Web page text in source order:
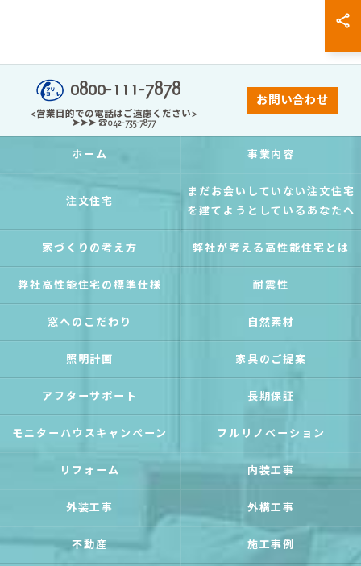
0800-111-7878
<営業目的での電話はご遠慮ください>
➤➤➤ ☎042-735-7877
お問い合わせ
ホーム 事業内容
注文住宅
まだお会いしていない注文住宅
を建てようとしているあなたへ
家づくりの考え方 弊社が考える高性能住宅とは
弊社高性能住宅の標準仕様 耐震性
窓へのこだわり 自然素材
照明計画 家具のご提案
アフターサポート 長期保証
モニターハウスキャンペーン フルリノベーション
リフォーム 内装工事
外装工事 外構工事
不動産 施工事例